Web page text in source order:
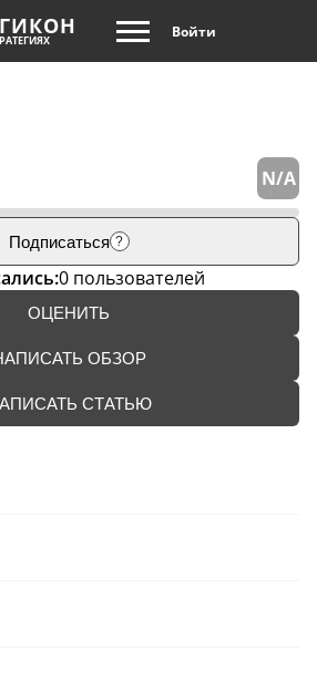
Войти
N/A
Подписаться ?
0 пользователей
ОЦЕНИТЬ
ОБЗОР
СТАТЬЮ